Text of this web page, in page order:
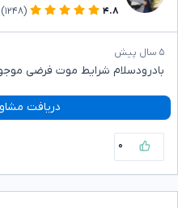
۴.۸
(۱۲۴۸)
۵ سال پیش
بادرودسلام شرایط موت فرضی
دریافت
۰